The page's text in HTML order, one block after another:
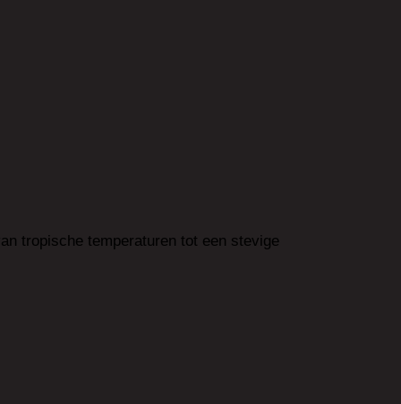
tropische temperaturen tot een stevige